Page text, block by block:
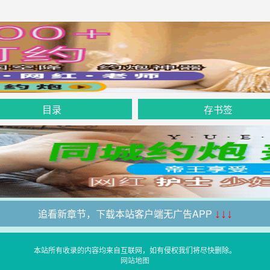
目录 存书签
追看新章节，下载本站客户端无广告APP ↓↓↓
本站所有收录的内容均来自互联网，如有侵权我们将尽快删除。
网站地图